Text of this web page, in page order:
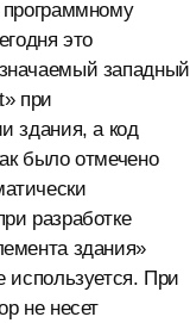
программному
это
западный
при
здания, а код
было отмечено
разработке
здания»
используется. При
не несет